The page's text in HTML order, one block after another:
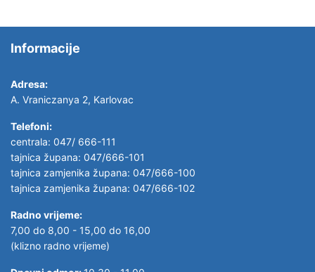
Informacije
Adresa:
A. Vraniczanya 2, Karlovac
Telefoni:
centrala: 047/ 666-111
tajnica župana: 047/666-101
tajnica zamjenika župana: 047/666-100
tajnica zamjenika župana: 047/666-102
Radno vrijeme:
7,00 do 8,00 - 15,00 do 16,00
(klizno radno vrijeme)